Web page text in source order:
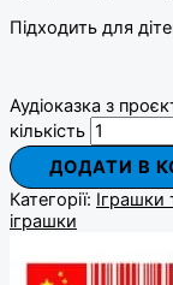
Підходить для
Аудіоказка з
кількість
ДОДАТИ В
Категорії: Іграшки
іграшки